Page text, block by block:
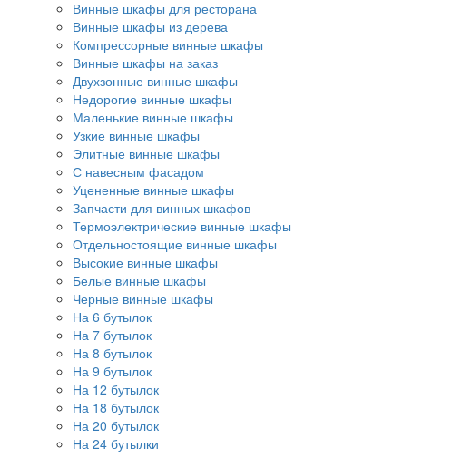
Винные шкафы для ресторана
Винные шкафы из дерева
Компрессорные винные шкафы
Винные шкафы на заказ
Двухзонные винные шкафы
Недорогие винные шкафы
Маленькие винные шкафы
Узкие винные шкафы
Элитные винные шкафы
С навесным фасадом
Уцененные винные шкафы
Запчасти для винных шкафов
Термоэлектрические винные шкафы
Отдельностоящие винные шкафы
Высокие винные шкафы
Белые винные шкафы
Черные винные шкафы
На 6 бутылок
На 7 бутылок
На 8 бутылок
На 9 бутылок
На 12 бутылок
На 18 бутылок
На 20 бутылок
На 24 бутылки